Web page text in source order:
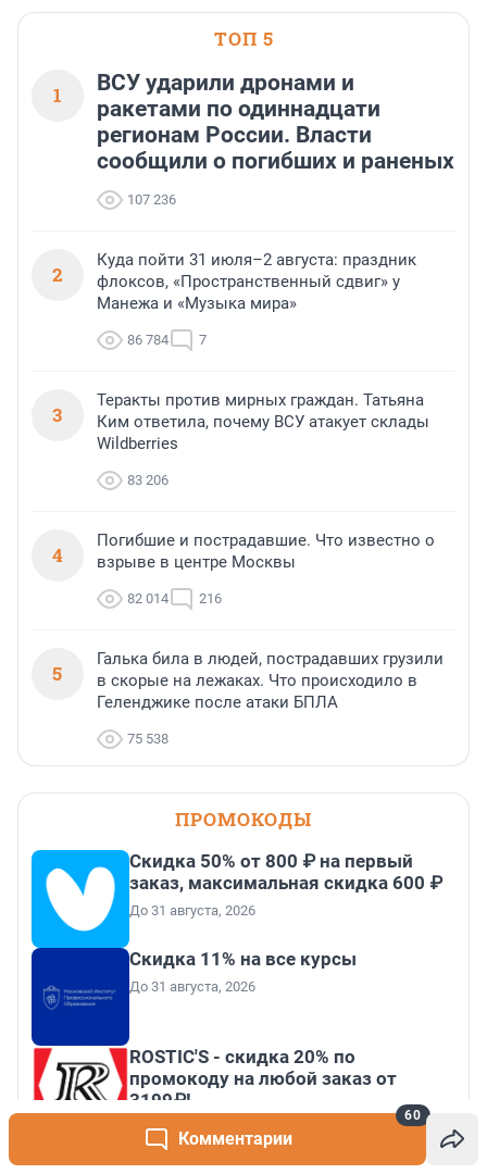
Комментарии
60
ТОП 5
1
ВСУ ударили дронами и
ракетами по одиннадцати
регионам России. Власти
сообщили о погибших и раненых
107 236
2
Куда пойти 31 июля–2 августа: праздник
флоксов, «Пространственный сдвиг» у
Манежа и «Музыка мира»
86 784 7
3
Теракты против мирных граждан. Татьяна
Ким ответила, почему ВСУ атакует склады
Wildberries
83 206
4
Погибшие и пострадавшие. Что известно о
взрыве в центре Москвы
82 014 216
5
Галька била в людей, пострадавших грузили
в скорые на лежаках. Что происходило в
Геленджике после атаки БПЛА
75 538
ПРОМОКОДЫ
Скидка 50% от 800 ₽ на первый
заказ, максимальная скидка 600 ₽
До 31 августа, 2026
Скидка 11% на все курсы
До 31 августа, 2026
ROSTIC'S - скидка 20% по
промокоду на любой заказ от
3199₽!
До 31 августа, 2026